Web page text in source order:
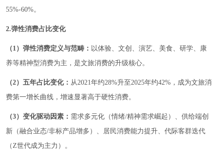
55%-60%。
2.弹性消费占比变化
（1）弹性消费定义与范畴： 以体验、文创、演艺、美食、研学、康
养等精神型消费为主，是文旅消费的升级核心。
（2）五年占比变化： 从2021年约28%升至2025年约42%，成为文旅消
费第一增长曲线，增速显著高于硬性消费。
（3）变化驱动因素： 需求多元化（情绪/精神需求崛起）、供给端创
新（融合业态/非标产品增多）、居民消费能力提升、代际客群迭代
（Z世代成为主力）。